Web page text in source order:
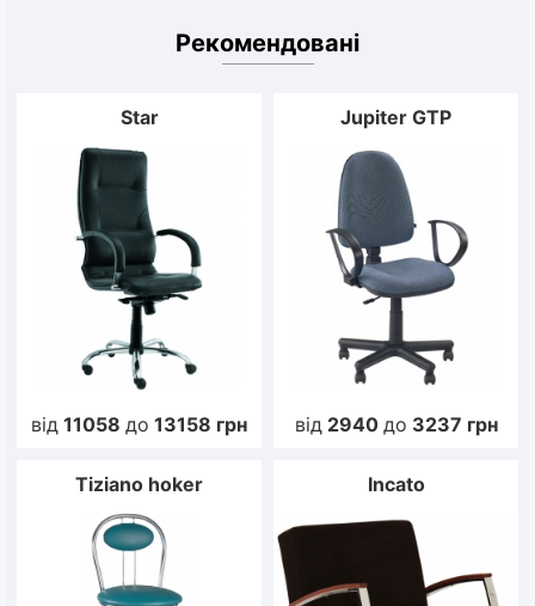
Рекомендовані
Star
від 11058 до 13158 грн
Jupiter GTP
від 2940 до 3237 грн
Tiziano hoker Incato